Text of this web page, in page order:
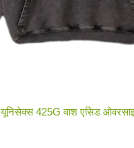
यूनिसेक्स 425G वाश एसिड